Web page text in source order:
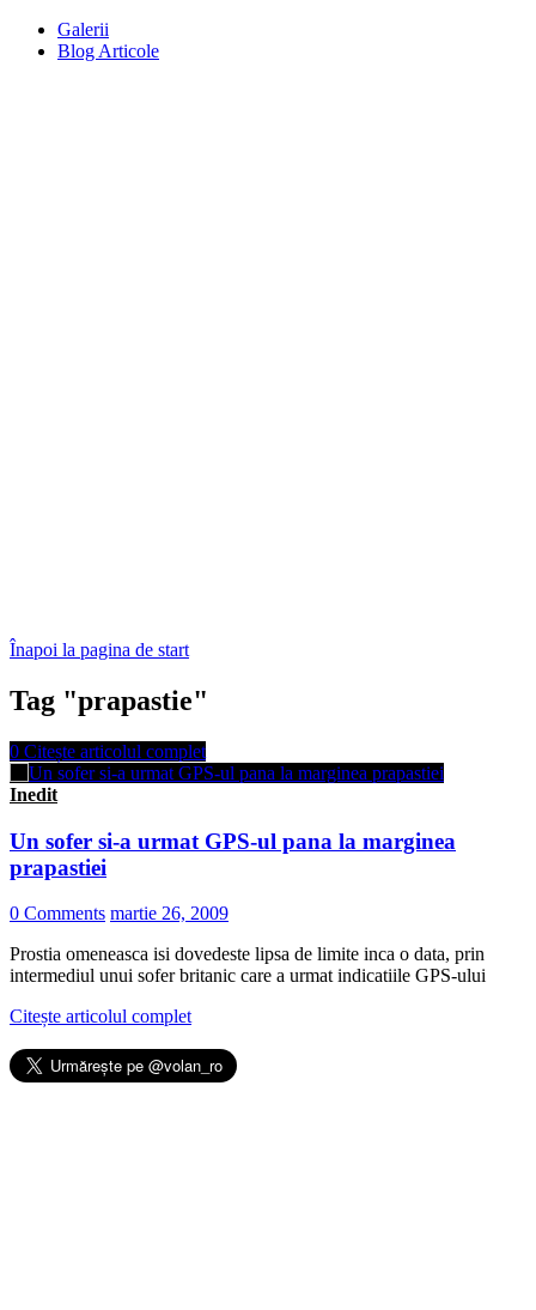
Galerii
Blog Articole
Înapoi la pagina de start
Tag "prapastie"
0 Citește articolul complet
Inedit
Un sofer si-a urmat GPS-ul pana la marginea
prapastiei
0 Comments martie 26, 2009
Prostia omeneasca isi dovedeste lipsa de limite inca o data, prin
intermediul unui sofer britanic care a urmat indicatiile GPS-ului
Citește articolul complet